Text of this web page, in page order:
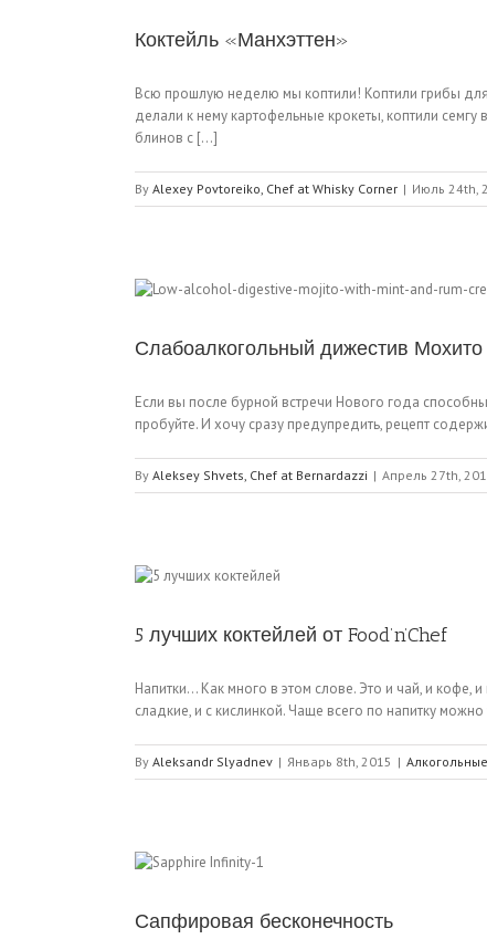
Коктейль «Манхэттен»
Всю прошлую неделю мы коптили! Коптили грибы
делали к нему картофельные крокеты, коптили
блинов с [...]
By Alexey Povtoreiko, Chef at Whisky Corner | Июль 24th,
Слабоалкогольный дижестив
Если вы после бурной встречи Нового года
пробуйте. И хочу сразу предупредить, рецепт
By Aleksey Shvets, Chef at Bernardazzi | Апрель 27th,
5 лучших коктейлей от Food’n’Chef
Напитки… Как много в этом слове. Это и чай, и
сладкие, и с кислинкой. Чаще всего по напитку
By Aleksandr Slyadnev | Январь 8th, 2015 |
Сапфировая бесконечность